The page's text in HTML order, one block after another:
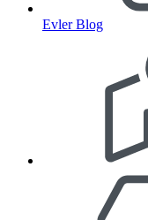
Evler Blog